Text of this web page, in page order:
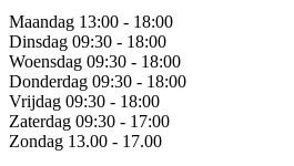
Maandag 13:00 - 18:00
Dinsdag 09:30 - 18:00
Woensdag 09:30 - 18:00
Donderdag 09:30 - 18:00
Vrijdag 09:30 - 18:00
Zaterdag 09:30 - 17:00
Zondag 13.00 - 17.00